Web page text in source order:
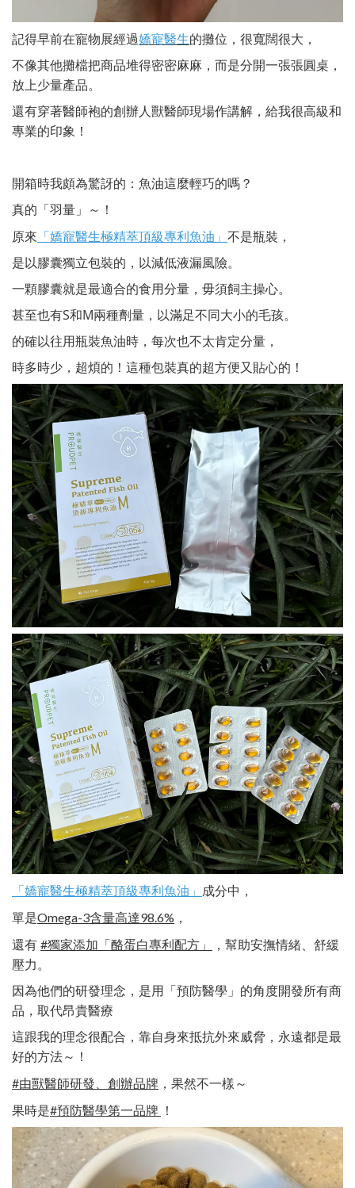
記得早前在寵物展經過嬌寵醫生的攤位，很寬闊很大，
不像其他攤檔把商品堆得密密麻麻，而是分開一張張圓桌，
放上少量產品。
還有穿著醫師袍的創辦人獸醫師現場作講解，給我很高級和
專業的印象！
開箱時我頗為驚訝的：魚油這麼輕巧的嗎？
真的「羽量」～！
原來 「嬌寵醫生極精萃頂級專利魚油」 不是瓶裝，
是以膠囊獨立包裝的，以減低液漏風險。
一顆膠囊就是最適合的食用分量，毋須飼主操心。
甚至也有S和M兩種劑量，以滿足不同大小的毛孩。
的確以往用瓶裝魚油時，每次也不太肯定分量，
時多時少，超煩的！這種包裝真的超方便又貼心的！
「嬌寵醫生極精萃頂級專利魚油」 成分中，
單是Omega-3含量高達98.6% ，
還有 #獨家添加「酪蛋白專利配方」
，幫助安撫情緒、舒緩
壓力。
因為他們的研發理念，是用「預防醫學」的角度開發所有商
品，取代昂貴醫療
這跟我的理念很配合，靠自身來抵抗外來威脅，永遠都是最
好的方法～！
#由獸醫師研發、創辦品牌 ，果然不一樣～
果時是#預防醫學第一品牌 ！